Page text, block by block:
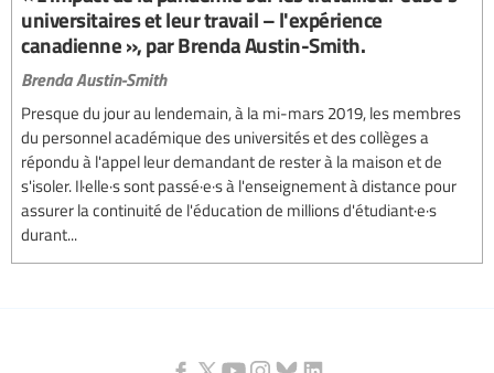
universitaires et leur travail – l'expérience
canadienne », par Brenda Austin-Smith.
Brenda Austin-Smith
Presque du jour au lendemain, à la mi-mars 2019, les membres
du personnel académique des universités et des collèges a
répondu à l'appel leur demandant de rester à la maison et de
s'isoler. Il·elle·s sont passé·e·s à l'enseignement à distance pour
assurer la continuité de l'éducation de millions d'étudiant·e·s
durant...